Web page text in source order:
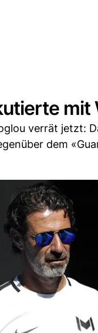
mit
verrät jetzt:
dem